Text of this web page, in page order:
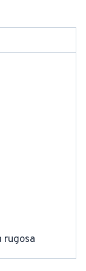
rugosa